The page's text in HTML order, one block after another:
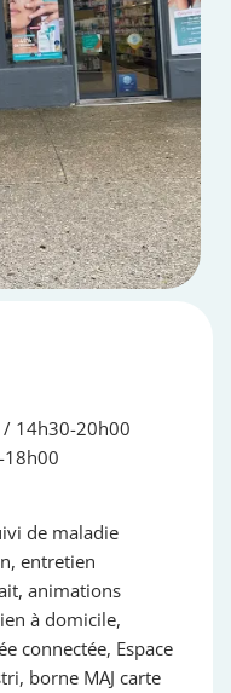
14h30-20h00
de maladie
entretien
animations
à domicile,
connectée, Espace
borne MAJ carte